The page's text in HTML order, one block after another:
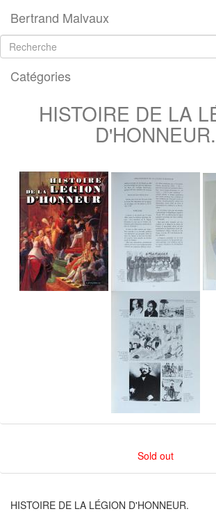
Bertrand Malvaux
Catégories
HISTOIRE DE LA
D'HONNEUR.
Sold out
HISTOIRE DE LA LÉGION D'HONNEUR.